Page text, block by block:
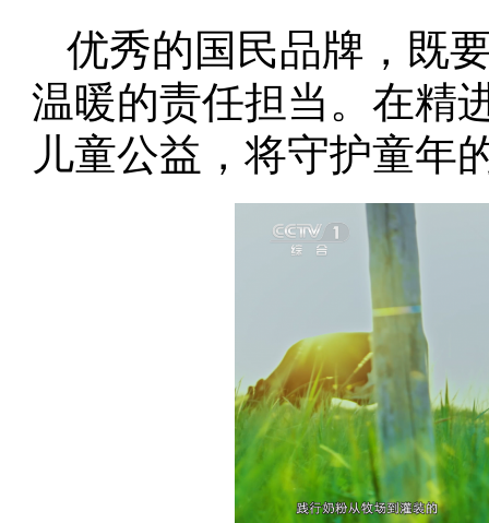
优秀的国民品牌，既
温暖的责任担当。在精
儿童公益，将守护童年